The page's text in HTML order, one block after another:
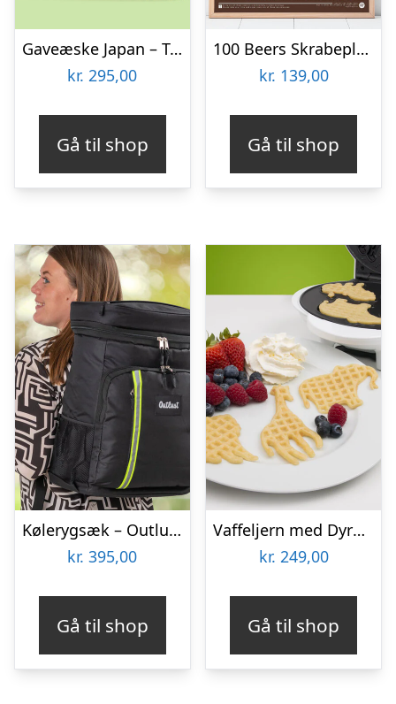
Gaveæske Japan – Tokimeki
kr. 295,00
Gå til shop
100 Beers Skrabeplakat
kr. 139,00
Gå til shop
Kølerygsæk – Outlust
kr. 395,00
Gå til shop
Vaffeljern med Dyremotiv – KitchPro
kr. 249,00
Gå til shop